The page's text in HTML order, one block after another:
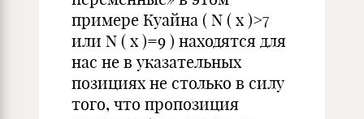
примере Куайна ( N ( x )>7
или N ( x )=9 ) находятся для
нас не в указательных
позициях не столько в силу
того, что пропозиция